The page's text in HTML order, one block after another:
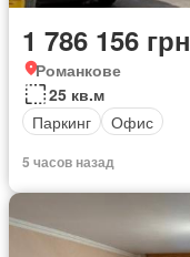
1 786 156 грн
Романкове
25 кв.м
Паркинг
Офис
5 часов назад